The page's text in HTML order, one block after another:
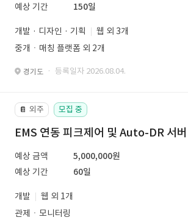
예상 기간
150일
개발 · 디자인 · 기획
웹 외 3개
중개ㆍ매칭 플랫폼 외 2개
경기도 · 등록일자 2026.08.04.
📔 외주 모집 중
EMS 연동 피크제어 및 Auto-DR 서
예상 금액
5,000,000원
예상 기간
60일
개발
웹 외 1개
관제ㆍ모니터링